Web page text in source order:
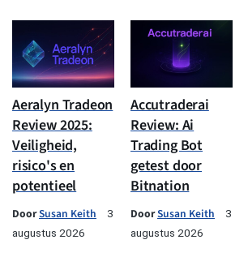
Aeralyn Tradeon
Review 2025:
Veiligheid,
risico's en
potentieel
DoorSusan Keith
3
augustus 2026
Accutraderai
Review: Ai
Trading Bot
getest door
Bitnation
DoorSusan Keith
3
augustus 2026